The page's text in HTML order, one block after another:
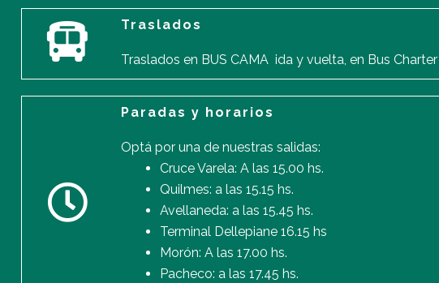
Traslados
Traslados en BUS CAMA ida y vuelta, en Bus
Paradas y horarios
Optá por una de nuestras salidas:
Cruce Varela: A las 15.00 hs.
Quilmes: a las 15.15 hs.
Avellaneda: a las 15.45 hs.
Terminal Dellepiane 16.15 hs
Morón: A las 17.00 hs.
Pacheco: a las 17.45 hs.